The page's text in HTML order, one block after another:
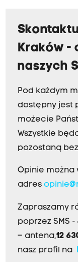
Kraków -
naszych
Pod każdym
dostępny jest
możecie
Wszystkie
pozostaną
Opinie można
adres
Zapraszamy
poprzez SMS -
– antena,12
nasz profil na